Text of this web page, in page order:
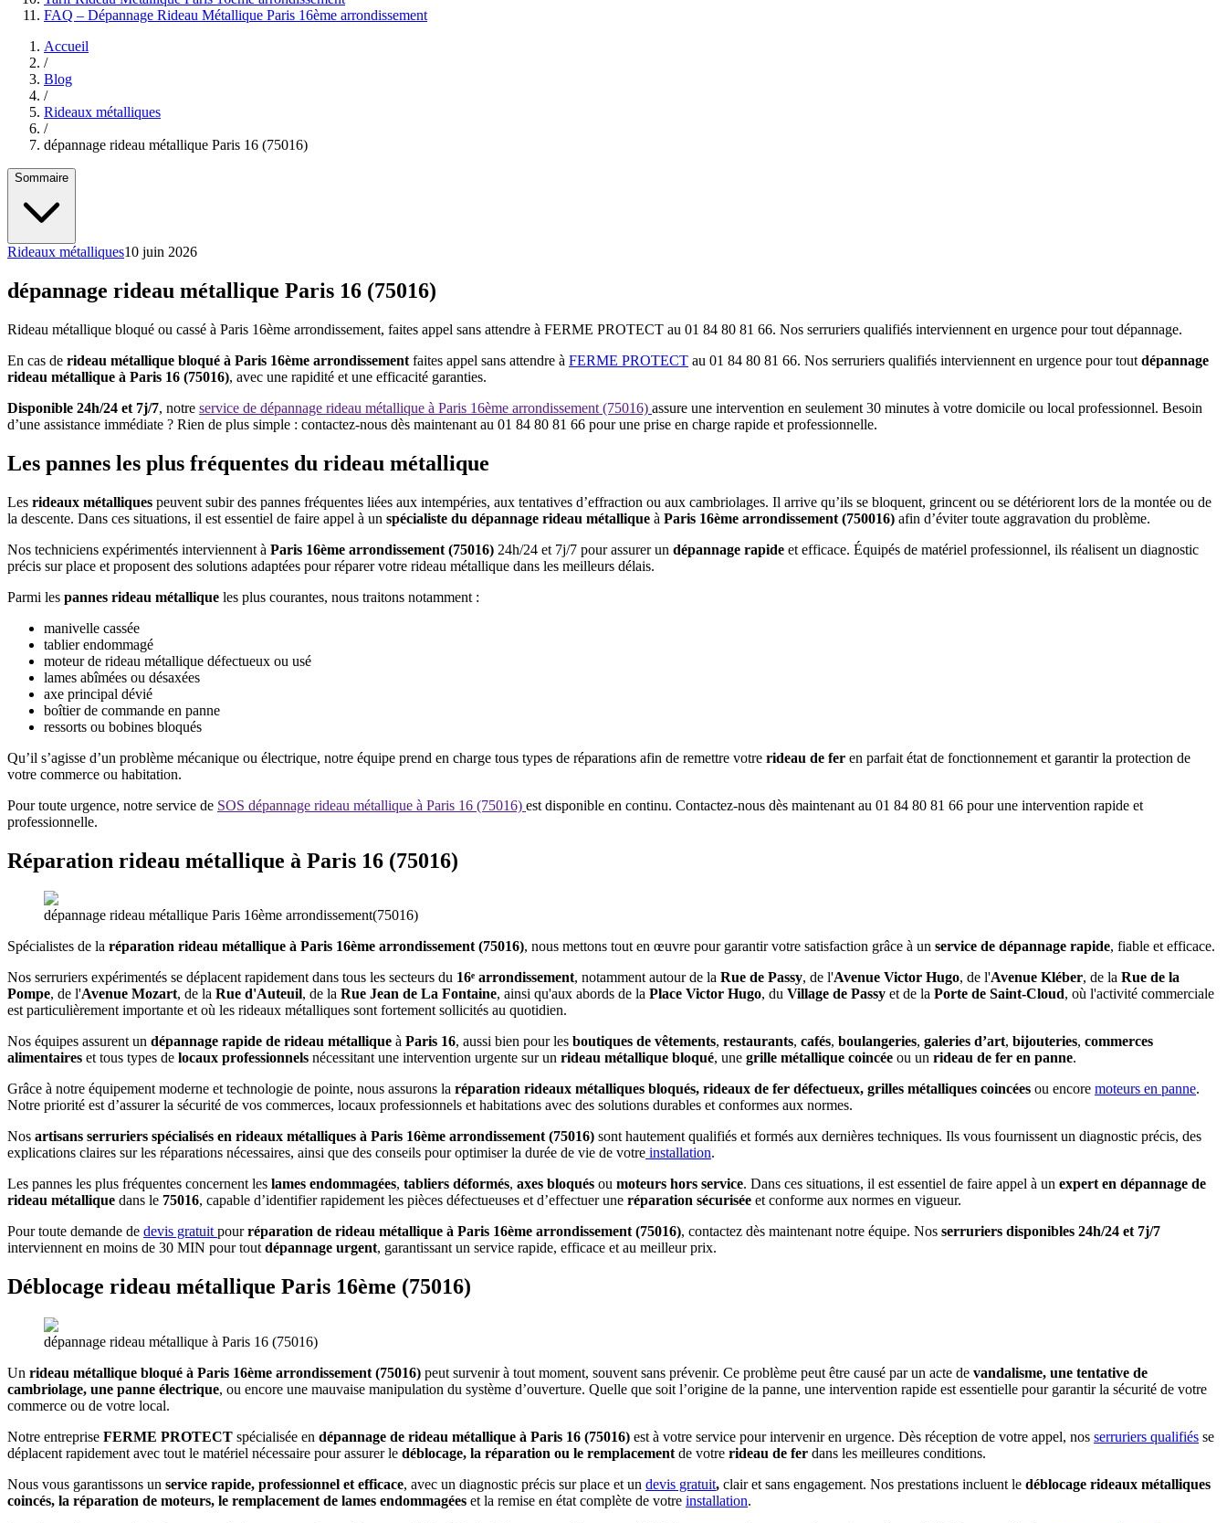
FAQ – Dépannage Rideau Métallique Paris 16ème arrondissement
Accueil
/
Blog
/
Rideaux métalliques
/
dépannage rideau métallique Paris 16 (75016)
Sommaire
Rideaux métalliques10 juin 2026
dépannage rideau métallique Paris 16 (75016)
Rideau métallique bloqué ou cassé à Paris 16ème arrondissement, faites appel sans attendre à FERME PROTECT au 01 84 80 81 66. Nos serruriers qualifiés interviennent en urgence pour tout dépannage.
En cas de rideau métallique bloqué à Paris 16ème arrondissement faites appel sans attendre à FERME PROTECT au 01 84 80 81 66. Nos serruriers qualifiés interviennent en urgence pour tout dépannage
rideau métallique à Paris 16 (75016), avec une rapidité et une efficacité garanties.
Disponible 24h/24 et 7j/7, notre service de dépannage rideau métallique à Paris 16ème arrondissement (75016) assure une intervention en seulement 30 minutes à votre domicile ou local professionnel. Besoin
d’une assistance immédiate ? Rien de plus simple : contactez-nous dès maintenant au 01 84 80 81 66 pour une prise en charge rapide et professionnelle.
Les pannes les plus fréquentes du rideau métallique
Les rideaux métalliques peuvent subir des pannes fréquentes liées aux intempéries, aux tentatives d’effraction ou aux cambriolages. Il arrive qu’ils se bloquent, grincent ou se détériorent lors de la montée ou de
la descente. Dans ces situations, il est essentiel de faire appel à un spécialiste du dépannage rideau métallique à Paris 16ème arrondissement (750016) afin d’éviter toute aggravation du problème.
Nos techniciens expérimentés interviennent à Paris 16ème arrondissement (75016) 24h/24 et 7j/7 pour assurer un dépannage rapide et efficace. Équipés de matériel professionnel, ils réalisent un diagnostic
précis sur place et proposent des solutions adaptées pour réparer votre rideau métallique dans les meilleurs délais.
Parmi les pannes rideau métallique les plus courantes, nous traitons notamment :
manivelle cassée
tablier endommagé
moteur de rideau métallique défectueux ou usé
lames abîmées ou désaxées
axe principal dévié
boîtier de commande en panne
ressorts ou bobines bloqués
Qu’il s’agisse d’un problème mécanique ou électrique, notre équipe prend en charge tous types de réparations afin de remettre votre rideau de fer en parfait état de fonctionnement et garantir la protection de
votre commerce ou habitation.
Pour toute urgence, notre service de SOS dépannage rideau métallique à Paris 16 (75016) est disponible en continu. Contactez-nous dès maintenant au 01 84 80 81 66 pour une intervention rapide et
professionnelle.
Réparation rideau métallique à Paris 16 (75016)
dépannage rideau métallique Paris 16ème arrondissement(75016)
Spécialistes de la réparation rideau métallique à Paris 16ème arrondissement (75016), nous mettons tout en œuvre pour garantir votre satisfaction grâce à un service de dépannage rapide, fiable et efficace.
Nos serruriers expérimentés se déplacent rapidement dans tous les secteurs du 16ᵉ arrondissement, notamment autour de la Rue de Passy, de l'Avenue Victor Hugo, de l'Avenue Kléber, de la Rue de la
Pompe, de l'Avenue Mozart, de la Rue d'Auteuil, de la Rue Jean de La Fontaine, ainsi qu'aux abords de la Place Victor Hugo, du Village de Passy et de la Porte de Saint-Cloud, où l'activité commerciale
est particulièrement importante et où les rideaux métalliques sont fortement sollicités au quotidien.
Nos équipes assurent un dépannage rapide de rideau métallique à Paris 16, aussi bien pour les boutiques de vêtements, restaurants, cafés, boulangeries, galeries d’art, bijouteries, commerces
alimentaires et tous types de locaux professionnels nécessitant une intervention urgente sur un rideau métallique bloqué, une grille métallique coincée ou un rideau de fer en panne.
Grâce à notre équipement moderne et technologie de pointe, nous assurons la réparation rideaux métalliques bloqués, rideaux de fer défectueux, grilles métalliques coincées ou encore moteurs en panne.
Notre priorité est d’assurer la sécurité de vos commerces, locaux professionnels et habitations avec des solutions durables et conformes aux normes.
Nos artisans serruriers spécialisés en rideaux métalliques à Paris 16ème arrondissement (75016) sont hautement qualifiés et formés aux dernières techniques. Ils vous fournissent un diagnostic précis, des
explications claires sur les réparations nécessaires, ainsi que des conseils pour optimiser la durée de vie de votre installation.
Les pannes les plus fréquentes concernent les lames endommagées, tabliers déformés, axes bloqués ou moteurs hors service. Dans ces situations, il est essentiel de faire appel à un expert en dépannage de
rideau métallique dans le 75016, capable d’identifier rapidement les pièces défectueuses et d’effectuer une réparation sécurisée et conforme aux normes en vigueur.
Pour toute demande de devis gratuitpourréparation de rideau métallique à Paris 16ème arrondissement (75016), contactez dès maintenant notre équipe. Nos serruriers disponibles 24h/24 et 7j/7
interviennent en moins de 30 MIN pour toutdépannage urgent, garantissant un service rapide, efficace et au meilleur prix.
Déblocage rideau métallique Paris 16ème (75016)
dépannage rideau métallique à Paris 16 (75016)
Un rideau métallique bloqué à Paris 16ème arrondissement (75016) peut survenir à tout moment, souvent sans prévenir. Ce problème peut être causé par un acte de vandalisme, une tentative de
cambriolage, une panne électrique, ou encore une mauvaise manipulation du système d’ouverture. Quelle que soit l’origine de la panne, une intervention rapide est essentielle pour garantir la sécurité de votre
commerce ou de votre local.
Notre entreprise FERME PROTECT spécialisée en dépannage de rideau métallique à Paris 16 (75016) est à votre service pour intervenir en urgence. Dès réception de votre appel, nos serruriers qualifiés se
déplacent rapidement avec tout le matériel nécessaire pour assurer le déblocage, la réparation ou le remplacement de votre rideau de fer dans les meilleures conditions.
Nous vous garantissons un service rapide, professionnel et efficace, avec un diagnostic précis sur place et un devis gratuit, clair et sans engagement. Nos prestations incluent le déblocage rideaux métalliques
coincés, la réparation de moteurs, le remplacement de lames endommagées et la remise en état complète de votre installation.